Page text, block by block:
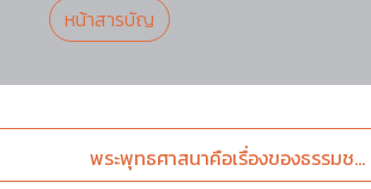
หน้าสารบัญ
พระพุทธศาสนาคือเรื่องของธรรมช...